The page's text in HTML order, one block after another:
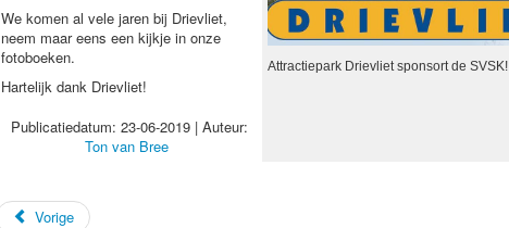
We komen al vele jaren bij Drievliet,
neem maar eens een kijkje in onze
fotoboeken.
Hartelijk dank Drievliet!
Attractiepark Drievliet sponsort de SVSK!
Publicatiedatum: 23-06-2019 | Auteur:
Ton van Bree
Vorige